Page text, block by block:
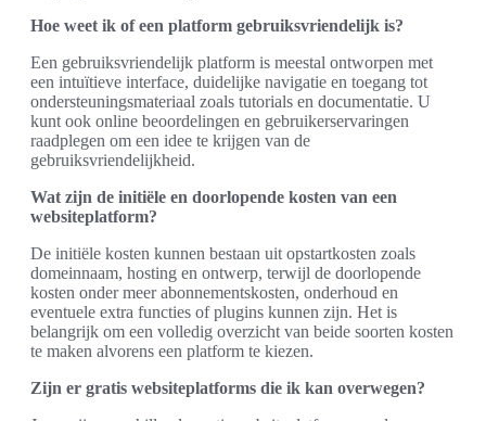
Hoe weet ik of een platform gebruiksvriendelijk is?
Een gebruiksvriendelijk platform is meestal ontworpen met
een intuïtieve interface, duidelijke navigatie en toegang tot
ondersteuningsmateriaal zoals tutorials en documentatie. U
kunt ook online beoordelingen en gebruikerservaringen
raadplegen om een idee te krijgen van de
gebruiksvriendelijkheid.
Wat zijn de initiële en doorlopende kosten van een
websiteplatform?
De initiële kosten kunnen bestaan uit opstartkosten zoals
domeinnaam, hosting en ontwerp, terwijl de doorlopende
kosten onder meer abonnementskosten, onderhoud en
eventuele extra functies of plugins kunnen zijn. Het is
belangrijk om een volledig overzicht van beide soorten kosten
te maken alvorens een platform te kiezen.
Zijn er gratis websiteplatforms die ik kan overwegen?